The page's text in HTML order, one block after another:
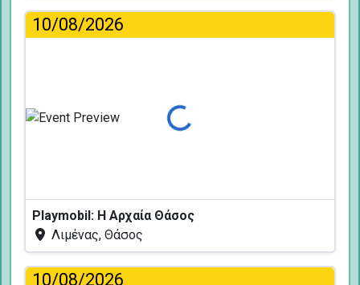
10/08/2026
Φόρτωση...
Playmobil: Η Αρχαία Θάσος
Λιμένας, Θάσος
10/08/2026